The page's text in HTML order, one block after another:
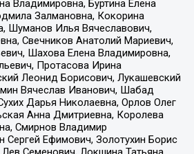
Владимировна, Буртина Елена
Залмановна, Кокорина
Шуманов Илья Вячеславович,
Свечников Анатолий Мариевич,
Шахова Елена Владимировна,
Протасова Ирина
Леонид Борисович, Лукашевский
Вячеслав Иванович, Шабад
Дарья Николаевна, Орлов Олег
Анна Дмитриевна, Королева
Смирнов Владимир
Сергей Ефимович, Золотухин Борис